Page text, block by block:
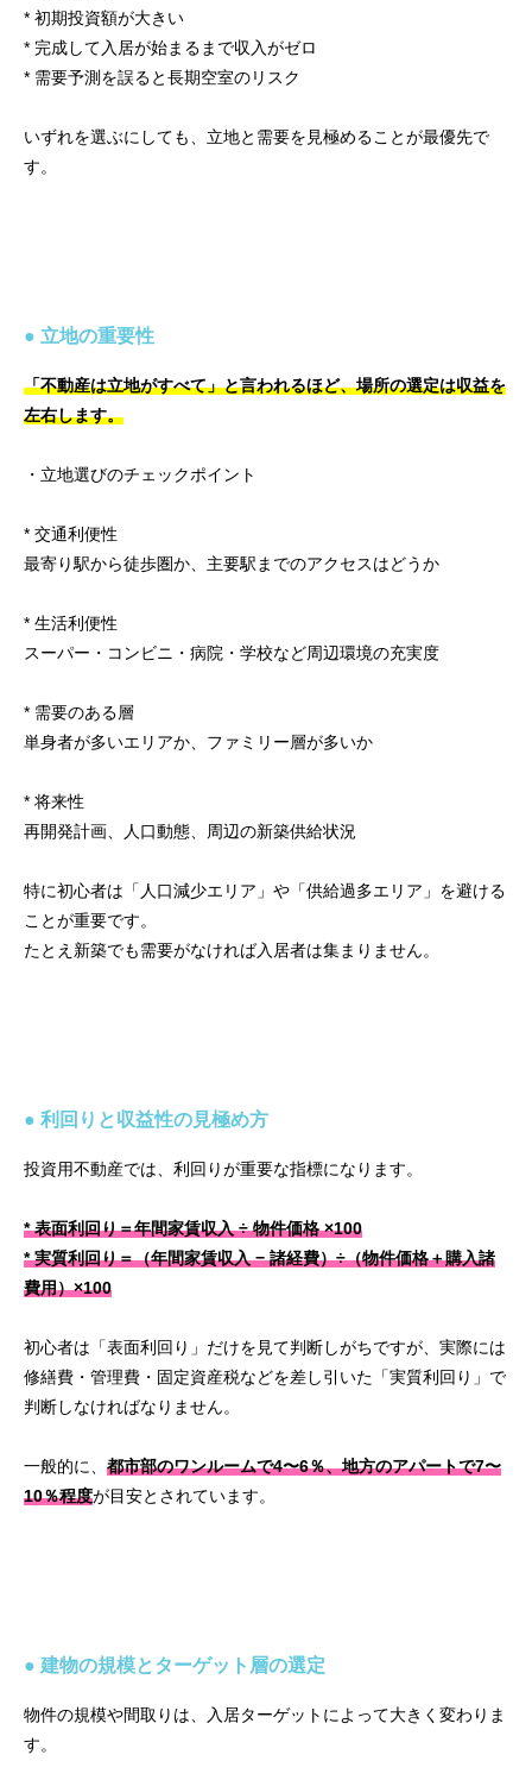
* 初期投資額が大きい
* 完成して入居が始まるまで収入がゼロ
* 需要予測を誤ると長期空室のリスク
いずれを選ぶにしても、立地と需要を見極めることが最優先で
す。
● 立地の重要性
「不動産は立地がすべて」と言われるほど、場所の選定は収益を
左右します。
・立地選びのチェックポイント
* 交通利便性
最寄り駅から徒歩圏か、主要駅までのアクセスはどうか
* 生活利便性
スーパー・コンビニ・病院・学校など周辺環境の充実度
* 需要のある層
単身者が多いエリアか、ファミリー層が多いか
* 将来性
再開発計画、人口動態、周辺の新築供給状況
特に初心者は「人口減少エリア」や「供給過多エリア」を避ける
ことが重要です。
たとえ新築でも需要がなければ入居者は集まりません。
● 利回りと収益性の見極め方
投資用不動産では、利回りが重要な指標になります。
* 表面利回り＝年間家賃収入 ÷ 物件価格 ×100
* 実質利回り＝（年間家賃収入 − 諸経費）÷（物件価格＋購入諸
費用）×100
初心者は「表面利回り」だけを見て判断しがちですが、実際には
修繕費・管理費・固定資産税などを差し引いた「実質利回り」で
判断しなければなりません。
一般的に、 都市部のワンルームで4〜6％、地方のアパートで7〜
10％程度が目安とされています。
● 建物の規模とターゲット層の選定
物件の規模や間取りは、入居ターゲットによって大きく変わりま
す。